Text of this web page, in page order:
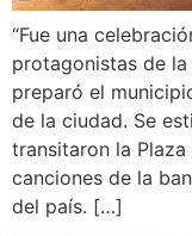
“Fue una
protagonistas de
preparó el
de la ciudad. Se
transitaron la
canciones de la
del país. […]